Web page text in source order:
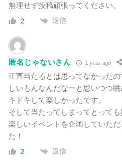
無理せず投稿頑張ってください。
2 返信
匿名じゃないさん 1 year ago
正直当たるとは思ってなかった
しいもんなんだなーと思いつつ
キドキして楽しかったです。
そして当たってしまってとっても
楽しいイベントを企画していた
た！
2 返信